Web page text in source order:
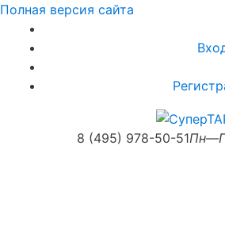
Полная версия сайта
8 (495) 978-50-51